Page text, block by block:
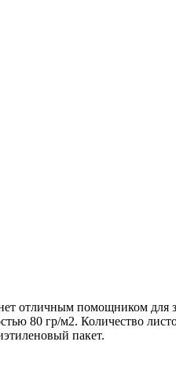
отличным помощником
80 гр/м2. Количество
пакет.